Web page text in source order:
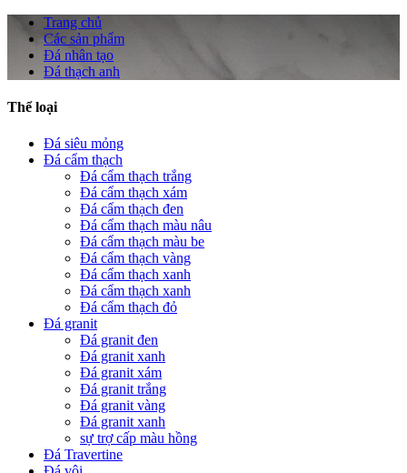
Trang chủ
Các sản phẩm
Đá nhân tạo
Đá thạch anh
Thể loại
Đá siêu mỏng
Đá cẩm thạch
Đá cẩm thạch trắng
Đá cẩm thạch xám
Đá cẩm thạch đen
Đá cẩm thạch màu nâu
Đá cẩm thạch màu be
Đá cẩm thạch vàng
Đá cẩm thạch xanh
Đá cẩm thạch xanh
Đá cẩm thạch đỏ
Đá granit
Đá granit đen
Đá granit xanh
Đá granit xám
Đá granit trắng
Đá granit vàng
Đá granit xanh
sự trợ cấp màu hồng
Đá Travertine